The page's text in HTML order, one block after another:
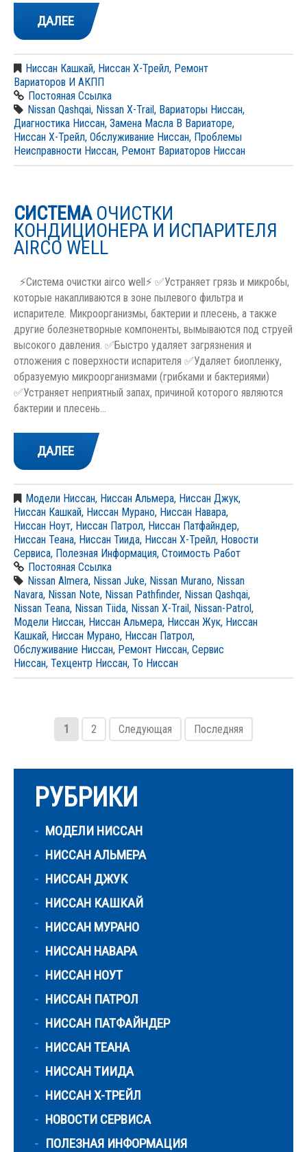
ДАЛЕЕ
Ниссан Кашкай, Ниссан Х-Трейл, Ремонт
Вариаторов И АКПП
Постояная Ссылка
Nissan Qashqai, Nissan X-Trail, Вариаторы Ниссан,
Диагностика Ниссан, Замена Масла В Вариаторе,
Ниссан Х-Трейл, Обслуживание Ниссан, Проблемы
Неисправности Ниссан, Ремонт Вариаторов Ниссан
СИСТЕМАОЧИСТКИ
КОНДИЦИОНЕРА И ИСПАРИТЕЛЯ
AIRCO WELL
⚡Система очистки airco well⚡ ✅Устраняет грязь и микробы,
которые накапливаются в зоне пылевого фильтра и
испарителе. Микроорганизмы, бактерии и плесень, а также
другие болезнетворные компоненты, вымываются под струей
высокого давления. ✅Быстро удаляет загрязнения и
отложения с поверхности испарителя ✅Удаляет биопленку,
образуемую микроорганизмами (грибками и бактериями)
✅Устраняет неприятный запах, причиной которого являются
бактерии и плесень…
ДАЛЕЕ
Модели Ниссан, Ниссан Альмера, Ниссан Джук,
Ниссан Кашкай, Ниссан Мурано, Ниссан Навара,
Ниссан Ноут, Ниссан Патрол, Ниссан Патфайндер,
Ниссан Теана, Ниссан Тиида, Ниссан Х-Трейл, Новости
Сервиса, Полезная Информация, Стоимость Работ
Постояная Ссылка
Nissan Almera, Nissan Juke, Nissan Murano, Nissan
Navara, Nissan Note, Nissan Pathfinder, Nissan Qashqai,
Nissan Teana, Nissan Tiida, Nissan X-Trail, Nissan-Patrol,
Модели Ниссан, Ниссан Альмера, Ниссан Жук, Ниссан
Кашкай, Ниссан Мурано, Ниссан Патрол,
Обслуживание Ниссан, Ремонт Ниссан, Сервис
Ниссан, Техцентр Ниссан, То Ниссан
1 2 Следующая Последняя
РУБРИКИ
МОДЕЛИ НИССАН
НИССАН АЛЬМЕРА
НИССАН ДЖУК
НИССАН КАШКАЙ
НИССАН МУРАНО
НИССАН НАВАРА
НИССАН НОУТ
НИССАН ПАТРОЛ
НИССАН ПАТФАЙНДЕР
НИССАН ТЕАНА
НИССАН ТИИДА
НИССАН Х-ТРЕЙЛ
НОВОСТИ СЕРВИСА
ПОЛЕЗНАЯ ИНФОРМАЦИЯ